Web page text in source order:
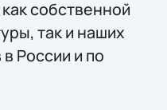
собственной
так и наших
России и по